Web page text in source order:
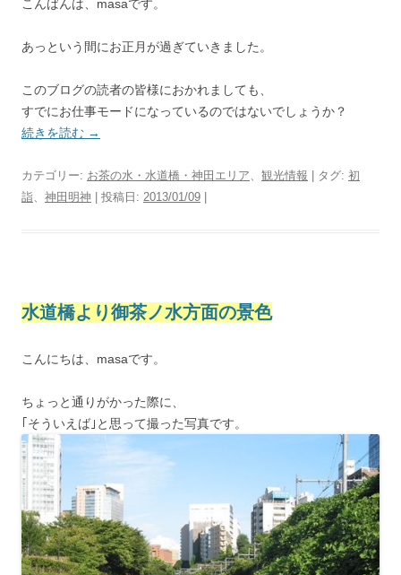
こんばんは、masaです。
あっという間にお正月が過ぎていきました。
このブログの読者の皆様におかれましても、
すでにお仕事モードになっているのではないでしょうか？
続きを読む →
カテゴリー: お茶の水・水道橋・神田エリア 観光情報 | タグ: 初
詣
神田明神 | 投稿日: 2013/01/09
水道橋より御茶ノ水方面の景色
こんにちは、masaです。
ちょっと通りがかった際に、
｢そういえば｣と思って撮った写真です。